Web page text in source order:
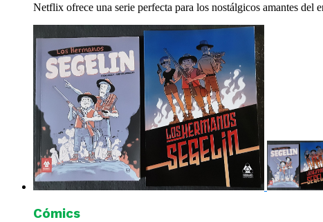
Netflix ofrece una serie perfecta para los nostálgicos amantes del
Cómics